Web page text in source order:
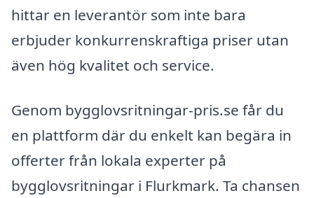
hittar en leverantör som inte bara
erbjuder konkurrenskraftiga priser utan
även hög kvalitet och service.
Genom bygglovsritningar-pris.se får du
en plattform där du enkelt kan begära in
offerter från lokala experter på
bygglovsritningar i Flurkmark. Ta chansen